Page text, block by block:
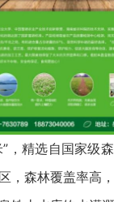
”，精选自国家级
，森林覆盖率高